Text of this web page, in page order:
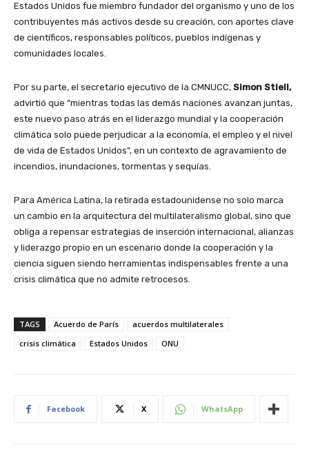
Estados Unidos fue miembro fundador del organismo y uno de los
contribuyentes más activos desde su creación, con aportes clave
de científicos, responsables políticos, pueblos indígenas y
comunidades locales.
Por su parte, el secretario ejecutivo de la CMNUCC, Simon Stiell,
advirtió que “mientras todas las demás naciones avanzan juntas,
este nuevo paso atrás en el liderazgo mundial y la cooperación
climática solo puede perjudicar a la economía, el empleo y el nivel
de vida de Estados Unidos”, en un contexto de agravamiento de
incendios, inundaciones, tormentas y sequías.
Para América Latina, la retirada estadounidense no solo marca
un cambio en la arquitectura del multilateralismo global, sino que
obliga a repensar estrategias de inserción internacional, alianzas
y liderazgo propio en un escenario donde la cooperación y la
ciencia siguen siendo herramientas indispensables frente a una
crisis climática que no admite retrocesos.
TAGS Acuerdo de París
acuerdos multilaterales
crisis climática
Estados Unidos ONU
Facebook X WhatsApp